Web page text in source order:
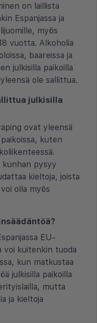
on laillista
Espanjassa ja
myös
vuotta. Alkoholia
baareissa ja
julkisilla paikoilla
ole sallittua.
julkisilla
ovat yleensä
kuten
pysyy
kieltoja, joista
olla myös
EU-
voi kuitenkin tuoda
kun matkustaa
julkisilla paikoilla
mutta
ja kieltoja